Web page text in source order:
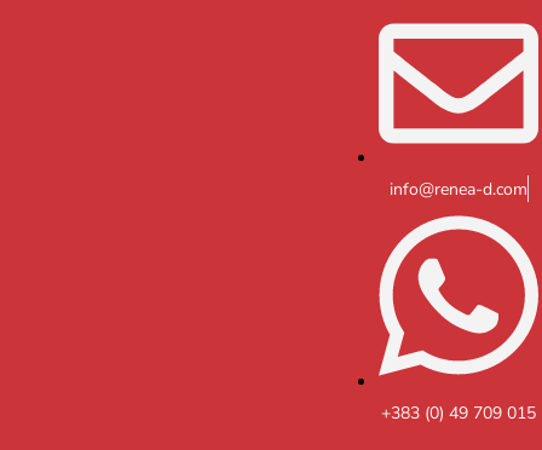
info@renea-d.com
+383 (0) 49 709 015